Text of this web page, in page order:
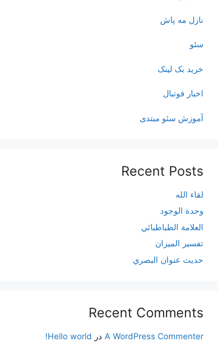
نازل مه پاش
سئو
خرید بک لینک
اخبار فوتبال
آموزش سئو مبتدی
Recent Posts
لقاء الله
وحدة الوجود
العلامة الطباطبائي
تفسير الميزان
حديث عنوان البصري
Recent Comments
A WordPress Commenter در Hello world!